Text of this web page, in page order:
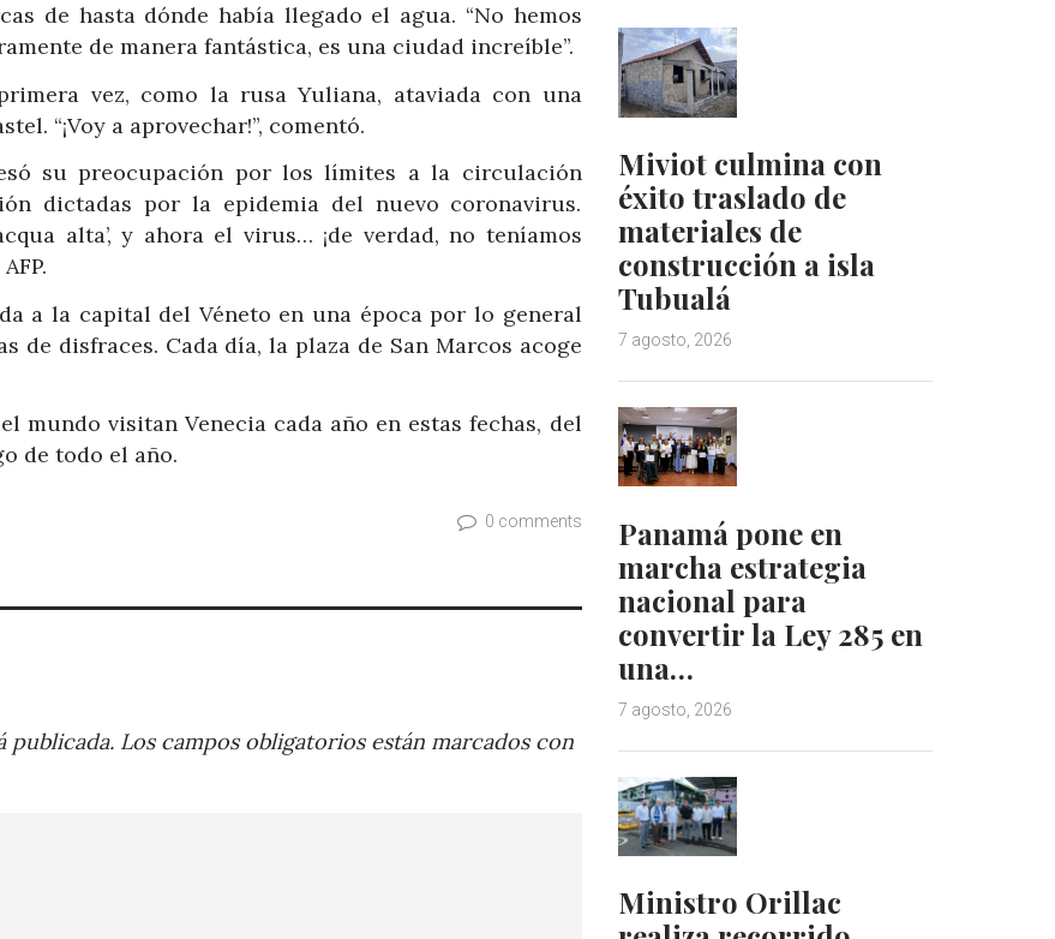
de hasta dónde había llegado el agua. “No hemos
de manera fantástica, es una ciudad increíble”.
vez, como la rusa Yuliana, ataviada con una
“¡Voy a aprovechar!”, comentó.
su preocupación por los límites a la circulación
dictadas por la epidemia del nuevo coronavirus.
alta’, y ahora el virus… ¡de verdad, no teníamos
a la capital del Véneto en una época por lo general
de disfraces. Cada día, la plaza de San Marcos acoge
mundo visitan Venecia cada año en estas fechas, del
de todo el año.
0 comments
publicada. Los campos obligatorios están marcados con
Miviot culmina con
éxito traslado de
materiales de
construcción a isla
Tubualá
7 agosto, 2026
Panamá pone en
marcha estrategia
nacional para
convertir la Ley 285 en
una…
7 agosto, 2026
Ministro Orillac